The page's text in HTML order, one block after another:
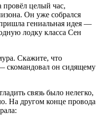
провёл целый час,
Он уже собрался
гениальная идея —
лодку класса Сен
Скажите, что
скомандовал он сидящему
связь было нелегко,
На другом конце провода